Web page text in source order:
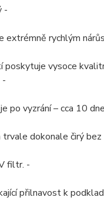
-
extrémně rychlým
poskytuje vysoce
-
po vyzrání – cca 10
dokonale čirý
filtr. -
přilnavost k